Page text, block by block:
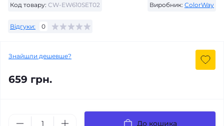
Код товару: CW-EW610SET02 Виробник: ColorWay
Відгуки: 0
Знайшли дешевше?
659 грн.
До кошика